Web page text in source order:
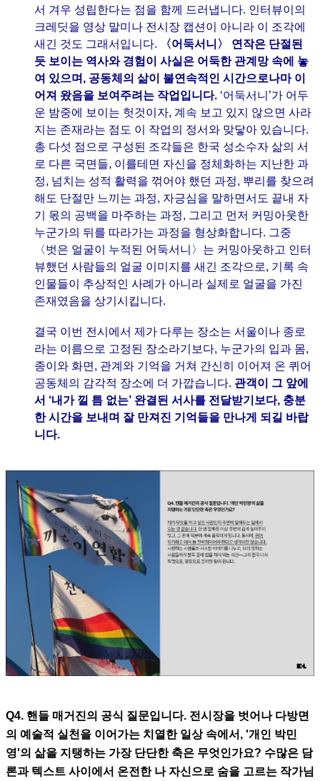
서 겨우 성립한다는 점을 함께 드러냅니다. 인터뷰이의
크레딧을 영상 말미나 전시장 캡션이 아니라 이 조각에
새긴 것도 그래서입니다.
〈어둑서니〉 연작은 단절된
듯 보이는 역사와 경험이 사실은 어둑한 관계망 속에 놓
여 있으며, 공동체의 삶이 불연속적인 시간으로나마 이
어져 왔음을 보여주려는 작업입니다. ‘어둑서니’가 어두
운 밤중에 보이는 헛것이자, 계속 보고 있지 않으면 사라
지는 존재라는 점도 이 작업의 정서와 맞닿아 있습니다.
총 다섯 점으로 구성된 조각들은 한국 성소수자 삶의 서
로 다른 국면들, 이를테면 자신을 정체화하는 지난한 과
정, 넘치는 성적 활력을 꺾어야 했던 과정, 뿌리를 찾으려
해도 단절만 느끼는 과정, 자긍심을 말하면서도 끝내 자
기 몫의 공백을 마주하는 과정, 그리고 먼저 커밍아웃한
누군가의 뒤를 따라가는 과정을 형상화합니다. 그중
〈벗은 얼굴이 누적된 어둑서니〉는 커밍아웃하고 인터
뷰했던 사람들의 얼굴 이미지를 새긴 조각으로, 기록 속
인물들이 추상적인 사례가 아니라 실제로 얼굴을 가진
존재였음을 상기시킵니다.
결국 이번 전시에서 제가 다루는 장소는 서울이나 종로
라는 이름으로 고정된 장소라기보다, 누군가의 입과 몸,
종이와 화면, 관계와 기억을 거쳐 간신히 이어져 온 퀴어
공동체의 감각적 장소에 더 가깝습니다. 관객이 그 앞에
서 ‘내가 낄 틈 없는’ 완결된 서사를 전달받기보다, 충분
한 시간을 보내며 잘 만져진 기억들을 만나게 되길 바랍
니다.
Q4. 핸들 매거진의 공식 질문입니다. 전시장을 벗어나 다방면
의 예술적 실천을 이어가는 치열한 일상 속에서, '개인 박민
영'의 삶을 지탱하는 가장 단단한 축은 무엇인가요? 수많은 담
론과 텍스트 사이에서 온전한 나 자신으로 숨을 고르는 작가님